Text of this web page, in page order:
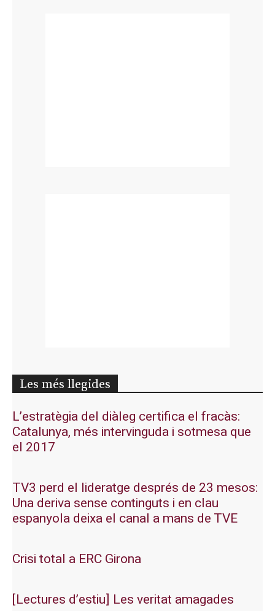
Les més llegides
L’estratègia del diàleg certifica el fracàs:
Catalunya, més intervinguda i sotmesa que
el 2017
TV3 perd el lideratge després de 23 mesos:
Una deriva sense continguts i en clau
espanyola deixa el canal a mans de TVE
Crisi total a ERC Girona
[Lectures d’estiu] Les veritat amagades